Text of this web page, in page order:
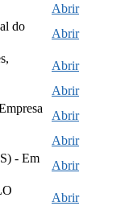
Abrir
do
Abrir
Abrir
Abrir
Abrir
Abrir
- Em
Abrir
Abrir